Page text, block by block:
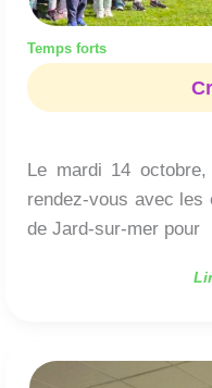
Temps forts
Le mardi 14
rendez-vous avec les
de Jard-sur-mer pour